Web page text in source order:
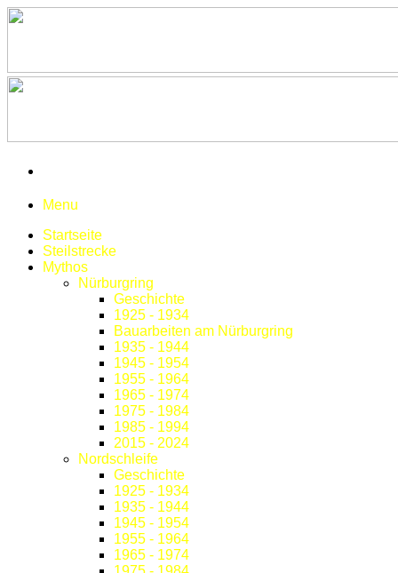
Menu
Startseite
Steilstrecke
Mythos
Nürburgring
Geschichte
1925 - 1934
Bauarbeiten am Nürburgring
1935 - 1944
1945 - 1954
1955 - 1964
1965 - 1974
1975 - 1984
1985 - 1994
2015 - 2024
Nordschleife
Geschichte
1925 - 1934
1935 - 1944
1945 - 1954
1955 - 1964
1965 - 1974